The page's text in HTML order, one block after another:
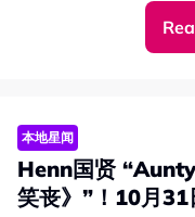
画面中看见，11岁的
琪的肩膀，兄弟俩都
本地星闻
Henn国贤
笑丧》”！10月31